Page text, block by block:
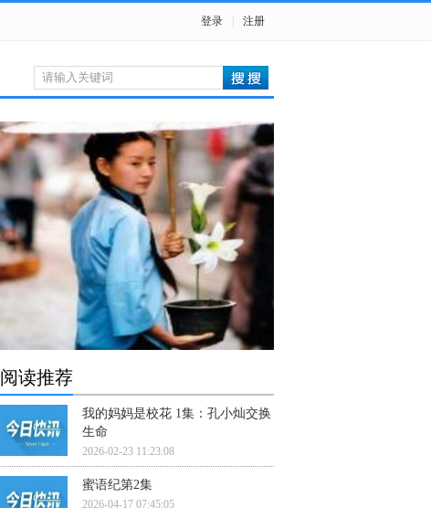
登录 注册
阅读推荐
我的妈妈是校花 1集：孔小灿交换
生命
2026-02-23 11:23:08
蜜语纪第2集
2026-04-17 07:45:05